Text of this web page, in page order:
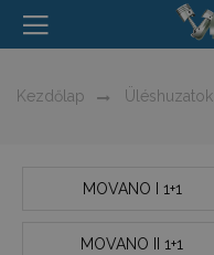
Kezdőlap Üléshuzatok
MOVANO I 1+1
MOVANO II 1+1